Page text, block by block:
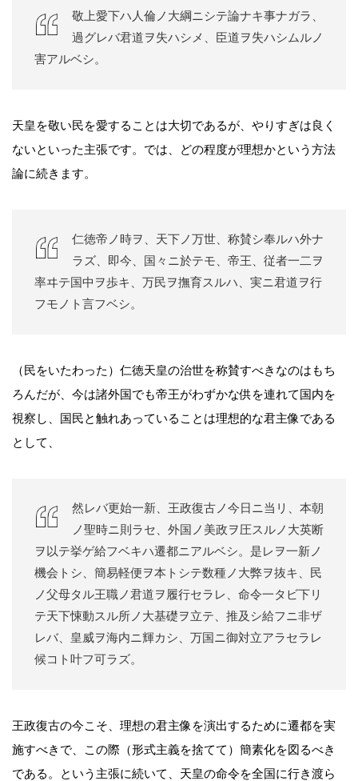
敬上愛下ハ人倫ノ大綱ニシテ論ナキ事ナガラ、
過グレバ君道ヲ失ハシメ、臣道ヲ失ハシムルノ
害アルベシ。
天皇を敬い民を愛することは大切であるが、やりすぎは良く
ないといった主張です。では、どの程度が理想かという方法
論に続きます。
仁徳帝ノ時ヲ、天下ノ万世、称賛シ奉ルハ外ナ
ラズ、即今、国々ニ於テモ、帝王、従者一二ヲ
率ヰテ国中ヲ歩キ、万民ヲ撫育スルハ、実ニ君道ヲ行
フモノト言フベシ。
（民をいたわった）仁徳天皇の治世を称賛すべきなのはもち
ろんだが、今は諸外国でも帝王がわずかな供を連れて国内を
視察し、国民と触れあっていることは理想的な君主像である
として、
然レバ更始一新、王政復古ノ今日ニ当リ、本朝
ノ聖時ニ則ラセ、外国ノ美政ヲ圧スルノ大英断
ヲ以テ挙ゲ給フベキハ遷都ニアルベシ。是レヲ一新ノ
機会トシ、簡易軽便ヲ本トシテ数種ノ大弊ヲ抜キ、民
ノ父母タル王職ノ君道ヲ履行セラレ、命令一タビ下リ
テ天下悚動スル所ノ大基礎ヲ立テ、推及シ給フニ非ザ
レバ、皇威ヲ海内ニ輝カシ、万国ニ御対立アラセラレ
候コト叶フ可ラズ。
王政復古の今こそ、理想の君主像を演出するために遷都を実
施すべきで、この際（形式主義を捨てて）簡素化を図るべき
である。という主張に続いて、天皇の命令を全国に行き渡ら